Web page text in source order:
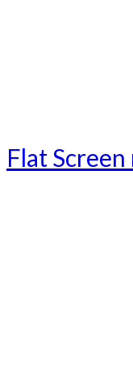
Flat